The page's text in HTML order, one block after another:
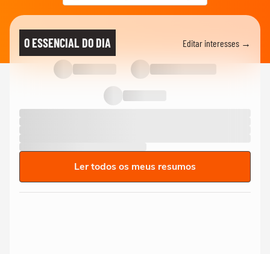
O ESSENCIAL DO DIA Editar interesses →
Ler todos os meus resumos